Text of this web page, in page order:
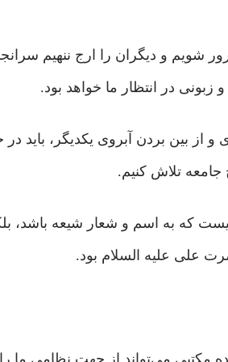
شویم و دیگران را ارج ننهیم
در انتظار ما خواهد بود.
و از بین بردن آبروی یکدیگر، باید
تلاش کنیم.
که به اسم و شعار شیعه باشد،
علی علیه السلام بود.